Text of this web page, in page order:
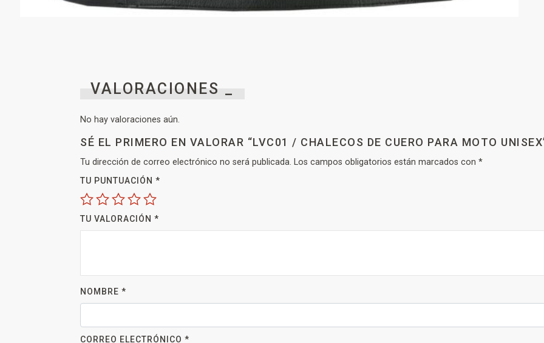
VALORACIONES _
No hay valoraciones aún.
SÉ EL PRIMERO EN VALORAR “LVC01 / CHALECOS DE CUERO PARA MOTO
Tu dirección de correo electrónico no será publicada. Los campos obligatorios están marcados con *
TU PUNTUACIÓN *
TU VALORACIÓN *
NOMBRE *
CORREO ELECTRÓNICO *